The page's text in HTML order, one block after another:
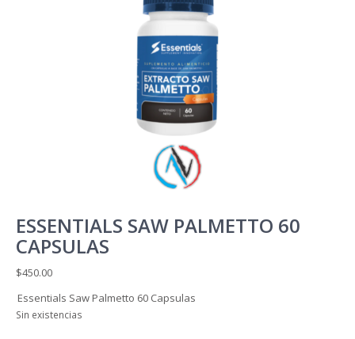
ESSENTIALS SAW PALMETTO 60
CAPSULAS
$450.00
Essentials Saw Palmetto 60 Capsulas
Sin existencias